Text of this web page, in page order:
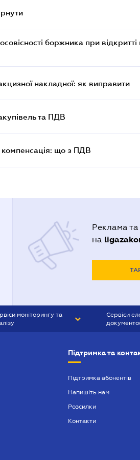
боржника при
накладної: як виправити
та ПДВ
компенсація: що з ПДВ
Реклама та
на
моніторингу та
Сервіси
Підтримка та
Підтримка абонентів
Напишіть нам
Розсилки
Контакти